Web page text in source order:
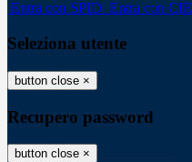
Entra con SPID Entra con CIE
Seleziona utente
button close ×
Recupero password
button close ×